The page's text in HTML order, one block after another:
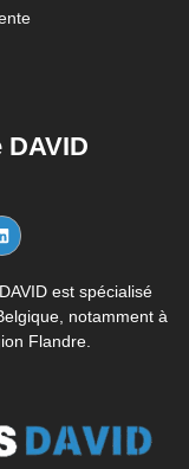
est spécialisé
notamment à
Flandre.